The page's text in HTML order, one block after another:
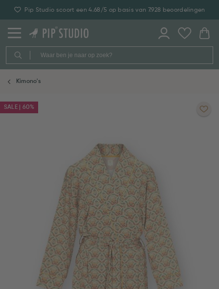
Pip Studio scoort een 4.68/5 op basis van 7.928 beoordelingen
Kimono's
SALE | 60%